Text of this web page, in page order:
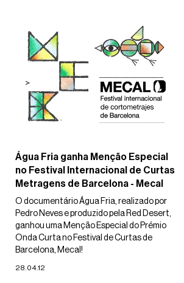
Água Fria ganha Menção Especial
no Festival Internacional de Curtas
Metragens de Barcelona - Mecal
O documentário Água Fria, realizado por
Pedro Neves e produzido pela Red Desert,
ganhou uma Menção Especial do Prémio
Onda Curta no Festival de Curtas de
Barcelona, Mecal!
28.04.12